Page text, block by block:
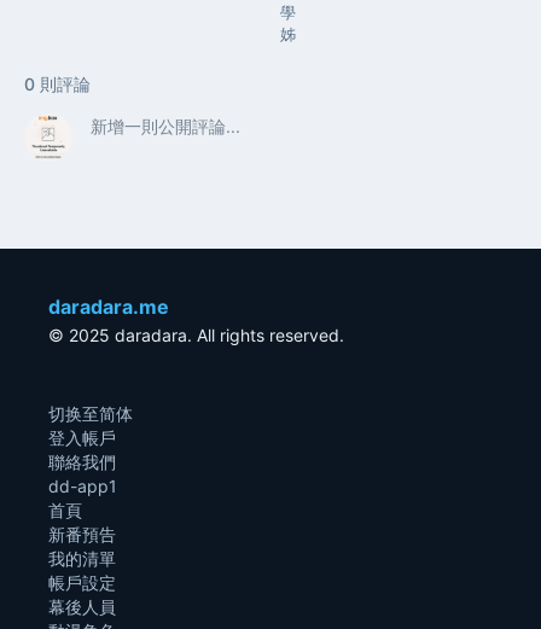
學
姊
0 則評論
daradara.me
© 2025 daradara. All rights reserved.
切换至简体
登入帳戶
聯絡我們
dd-app1
首頁
新番預告
我的清單
帳戶設定
幕後人員